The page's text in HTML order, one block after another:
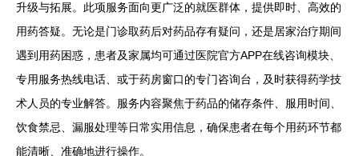
升级与拓展。此项服务面向更广泛的就医群体，提供即时、高效的
用药答疑。无论是门诊取药后对药品存有疑问，还是居家治疗期间
遇到用药困惑，患者及家属均可通过医院官方APP在线咨询模块、
专用服务热线电话、或于药房窗口的专门咨询台，及时获得药学技
术人员的专业解答。服务内容聚焦于药品的储存条件、服用时间、
饮食禁忌、漏服处理等日常实用信息，确保患者在每个用药环节都
能清晰、准确地进行操作。